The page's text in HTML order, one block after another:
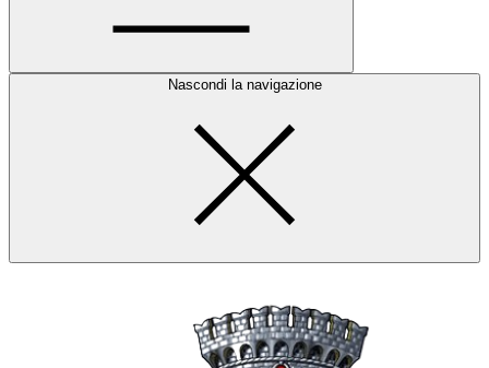
Nascondi la navigazione